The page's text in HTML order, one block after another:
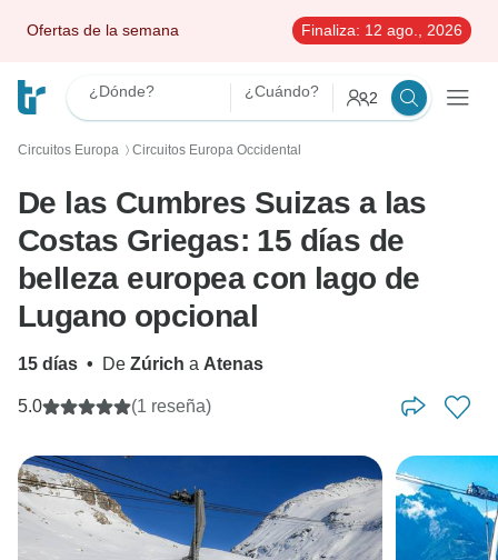
Ofertas de la semana Finaliza: 12 ago., 2026
¿Dónde? ¿Cuándo? 2
Circuitos Europa 〉 Circuitos Europa Occidental
De las Cumbres Suizas a las
Costas Griegas: 15 días de
belleza europea con lago de
Lugano opcional
15 días • De Zúrich a Atenas
5.0 (1 reseña)